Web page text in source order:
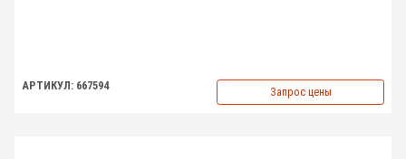
АРТИКУЛ: 667594 Запрос цены